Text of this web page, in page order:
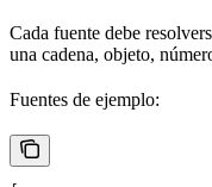
Cada fuente debe
una cadena, objeto,
Fuentes de ejemplo: